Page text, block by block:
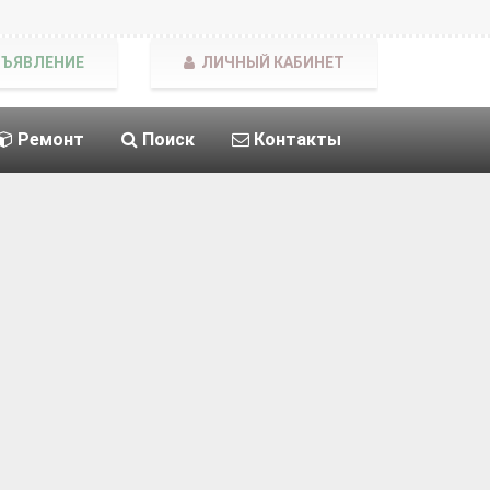
Ремонт Поиск Контакты
ЛИЧНЫЙ КАБИНЕТ